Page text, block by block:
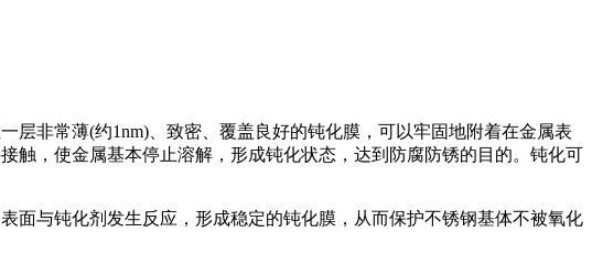
非常薄(约1nm)、致密、覆盖良好的钝化膜，可以牢固地附着在金属表
触，使金属基本停止溶解，形成钝化状态，达到防腐防锈的目的。钝化可
面与钝化剂发生反应，形成稳定的钝化膜，从而保护不锈钢基体不被氧化